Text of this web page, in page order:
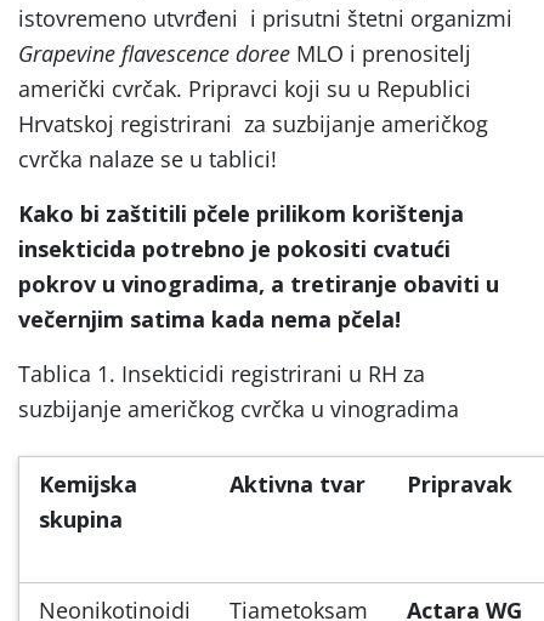
istovremeno utvrđeni i prisutni štetni organizmi
Grapevine flavescence doree MLO i prenositelj
američki cvrčak. Pripravci koji su u Republici
Hrvatskoj registrirani za suzbijanje američkog
cvrčka nalaze se u tablici!
Kako bi zaštitili pčele prilikom korištenja
insekticida potrebno je pokositi cvatući
pokrov u vinogradima, a tretiranje obaviti u
večernjim satima kada nema pčela!
Tablica 1. Insekticidi registrirani u RH za
suzbijanje američkog cvrčka u vinogradima
Kemijska
skupina
Aktivna tvar Pripravak
Neonikotinoidi Tiametoksam
Actara WG